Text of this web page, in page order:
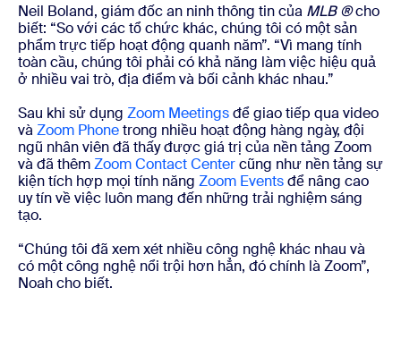
Neil Boland, giám đốc an ninh thông tin của MLB ®cho
biết: “So với các tổ chức khác, chúng tôi có một sản
phẩm trực tiếp hoạt động quanh năm”. “Vì mang tính
toàn cầu, chúng tôi phải có khả năng làm việc hiệu quả
ở nhiều vai trò, địa điểm và bối cảnh khác nhau.”
Sau khi sử dụng Zoom Meetingsđể giao tiếp qua video
và Zoom Phonetrong nhiều hoạt động hàng ngày, đội
ngũ nhân viên đã thấy được giá trị của nền tảng Zoom
và đã thêmZoom Contact Centercũng như nền tảng sự
kiện tích hợp mọi tính năng Zoom Eventsđể nâng cao
uy tín về việc luôn mang đến những trải nghiệm sáng
tạo.
“Chúng tôi đã xem xét nhiều công nghệ khác nhau và
có một công nghệ nổi trội hơn hẳn, đó chính là Zoom”,
Noah cho biết.